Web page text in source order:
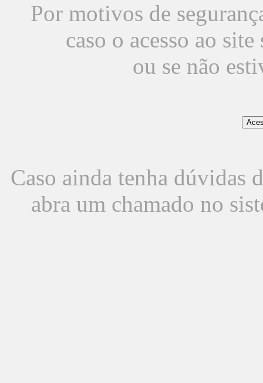
Por motivos de
caso o acesso ao
ou se não
Caso ainda tenha dúvidas
abra um chamado no